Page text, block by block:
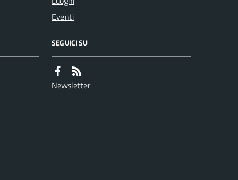
Eventi
SEGUICI SU
Newsletter